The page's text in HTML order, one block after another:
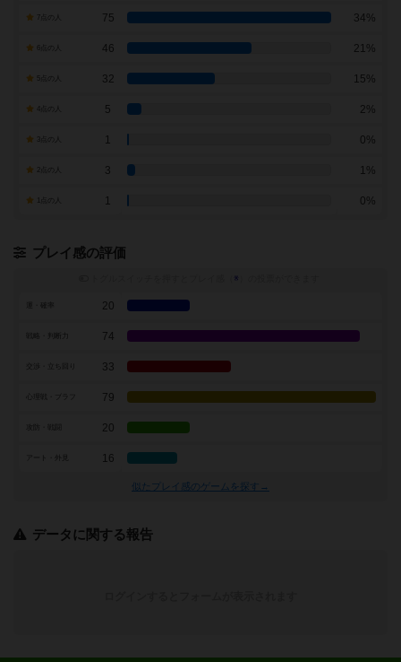
7点の人 75 34%
46 21%
32 15%
5 2%
1 0%
3 1%
1 0%
プレイ感の評価
※
20
74
交渉・立ち回り 33
79
20
アート・外見 16
似たプレイ感のゲームを探す→
データに関する報告